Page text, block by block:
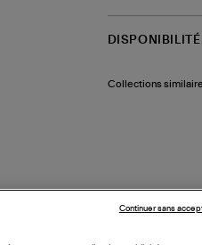
Collections
Continuer sans